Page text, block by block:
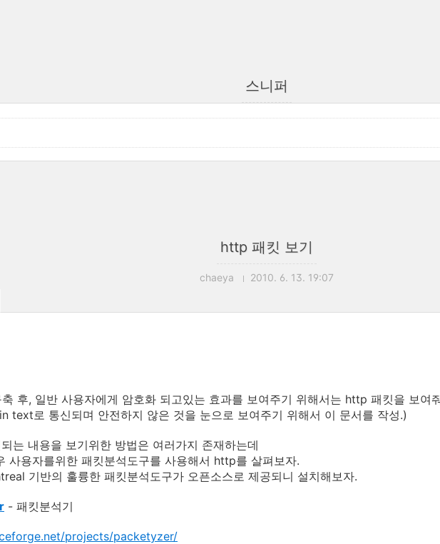
스니퍼
http 패킷 보기
chaeya 2010. 6. 13. 19:07
후, 일반 사용자에게 암호화 되고있는 효과를 보여주기 위해서는 http 패킷을 보여
text로 통신되며 안전하지 않은 것을 눈으로 보여주기 위해서 이 문서를 작성.)
는 내용을 보기위한 방법은 여러가지 존재하는데
사용자를위한 패킷분석도구를 사용해서 http를 살펴보자.
기반의 훌륭한 패킷분석도구가 오픈소스로 제공되니 설치해보자.
- 패킷분석기
projects/packetyzer/